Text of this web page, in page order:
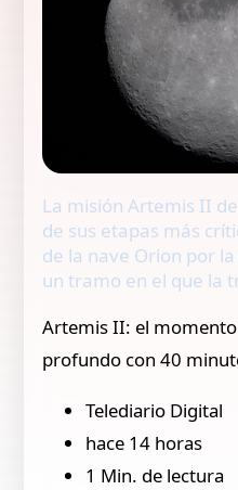
La misión Artemis II
de sus etapas más
de la nave Orion por
un tramo en el que la
Artemis II: el
profundo con 40
Telediario Digital
hace 14 horas
1 Min. de lectura